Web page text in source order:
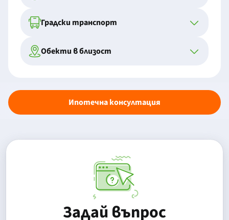
Градски транспорт
Обекти в близост
Ипотечна консултация
Задай въпрос